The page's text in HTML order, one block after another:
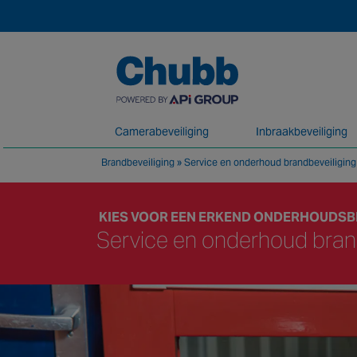
Camerabeveiliging Inbraakbeveiliging
Brandbeveiliging »Service en onderhoud brandbeveiliging
KIES VOOR EEN ERKEND
Service en onderhoud